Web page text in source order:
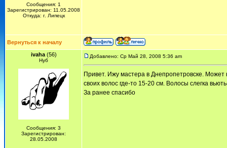
Сообщения: 1
Зарегистрирован: 11.05.2008
Откуда: г. Липецк
Вернуться к началу
ivaha(56)
Нуб
Сообщения: 3
Зарегистрирован:
28.05.2008
Добавлено: Ср Май 28, 2008 5:36 am
Привет. Ижу мастера в Днепропетровске.
своих волос где-то 15-20 см. Волосы слегка
За ранее спасибо